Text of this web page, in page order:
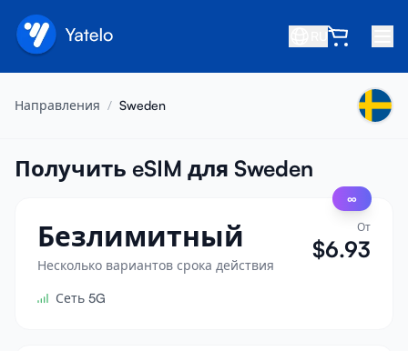
О нас
Пригласить друга
Стать партнёром
Центр помощи
Направления / Sweden
Получить eSIM для Sweden
∞
Безлимитный
Несколько вариантов срока действия
От
$6.93
Сеть 5G